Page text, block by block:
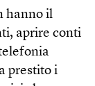
hanno il
aprire conti
prestito i